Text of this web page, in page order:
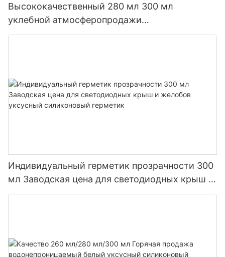
Высококачественный 280 мл 300 мл
уклебной атмосферопродажи
многофункциональный клей -силиконовый
Индивидуальный герметик прозрачности 300
мл Заводская цена для светодиодных крыш и
желобов уксусный силиконовый герметик